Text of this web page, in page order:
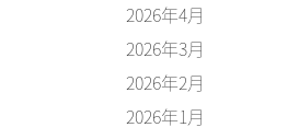
2026年4月
2026年3月
2026年2月
2026年1月